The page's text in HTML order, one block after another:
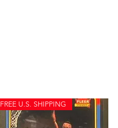
FREE U.S. SHIPPING